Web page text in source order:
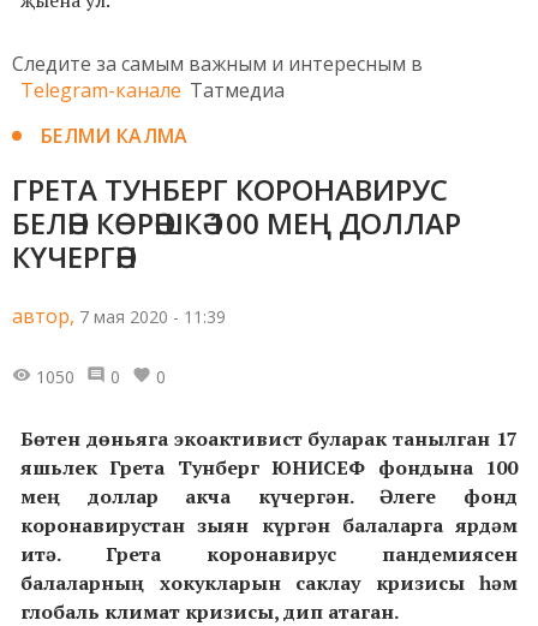
Следите за самым важным и интересным в
Telegram-канале Татмедиа
БЕЛМИ КАЛМА
ГРЕТА ТУНБЕРГ КОРОНАВИРУС
БЕЛӘН КӨРӘШКӘ 100 МЕҢ ДОЛЛАР
КҮЧЕРГӘН
автор, 7 мая 2020 - 11:39
1050 0 0
Бөтен дөньяга экоактивист буларак танылган 17
яшьлек Грета Тунберг ЮНИСЕФ фондына 100
мең доллар акча күчергән. Әлеге фонд
коронавирустан зыян күргән балаларга ярдәм
итә. Грета коронавирус пандемиясен
балаларның хокукларын саклау кризисы һәм
глобаль климат кризисы, дип атаган.